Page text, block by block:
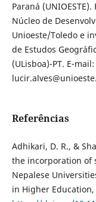
Paraná
Núcleo de
Unioeste/Toledo e
de Estudos
(ULisboa)-PT. E-mail:
Referências
Adhikari, D. R., &
the incorporation of
Nepalese
in Higher Education,